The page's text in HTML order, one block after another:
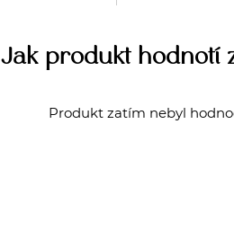
Jak produkt hodnotí
Produkt zatím nebyl